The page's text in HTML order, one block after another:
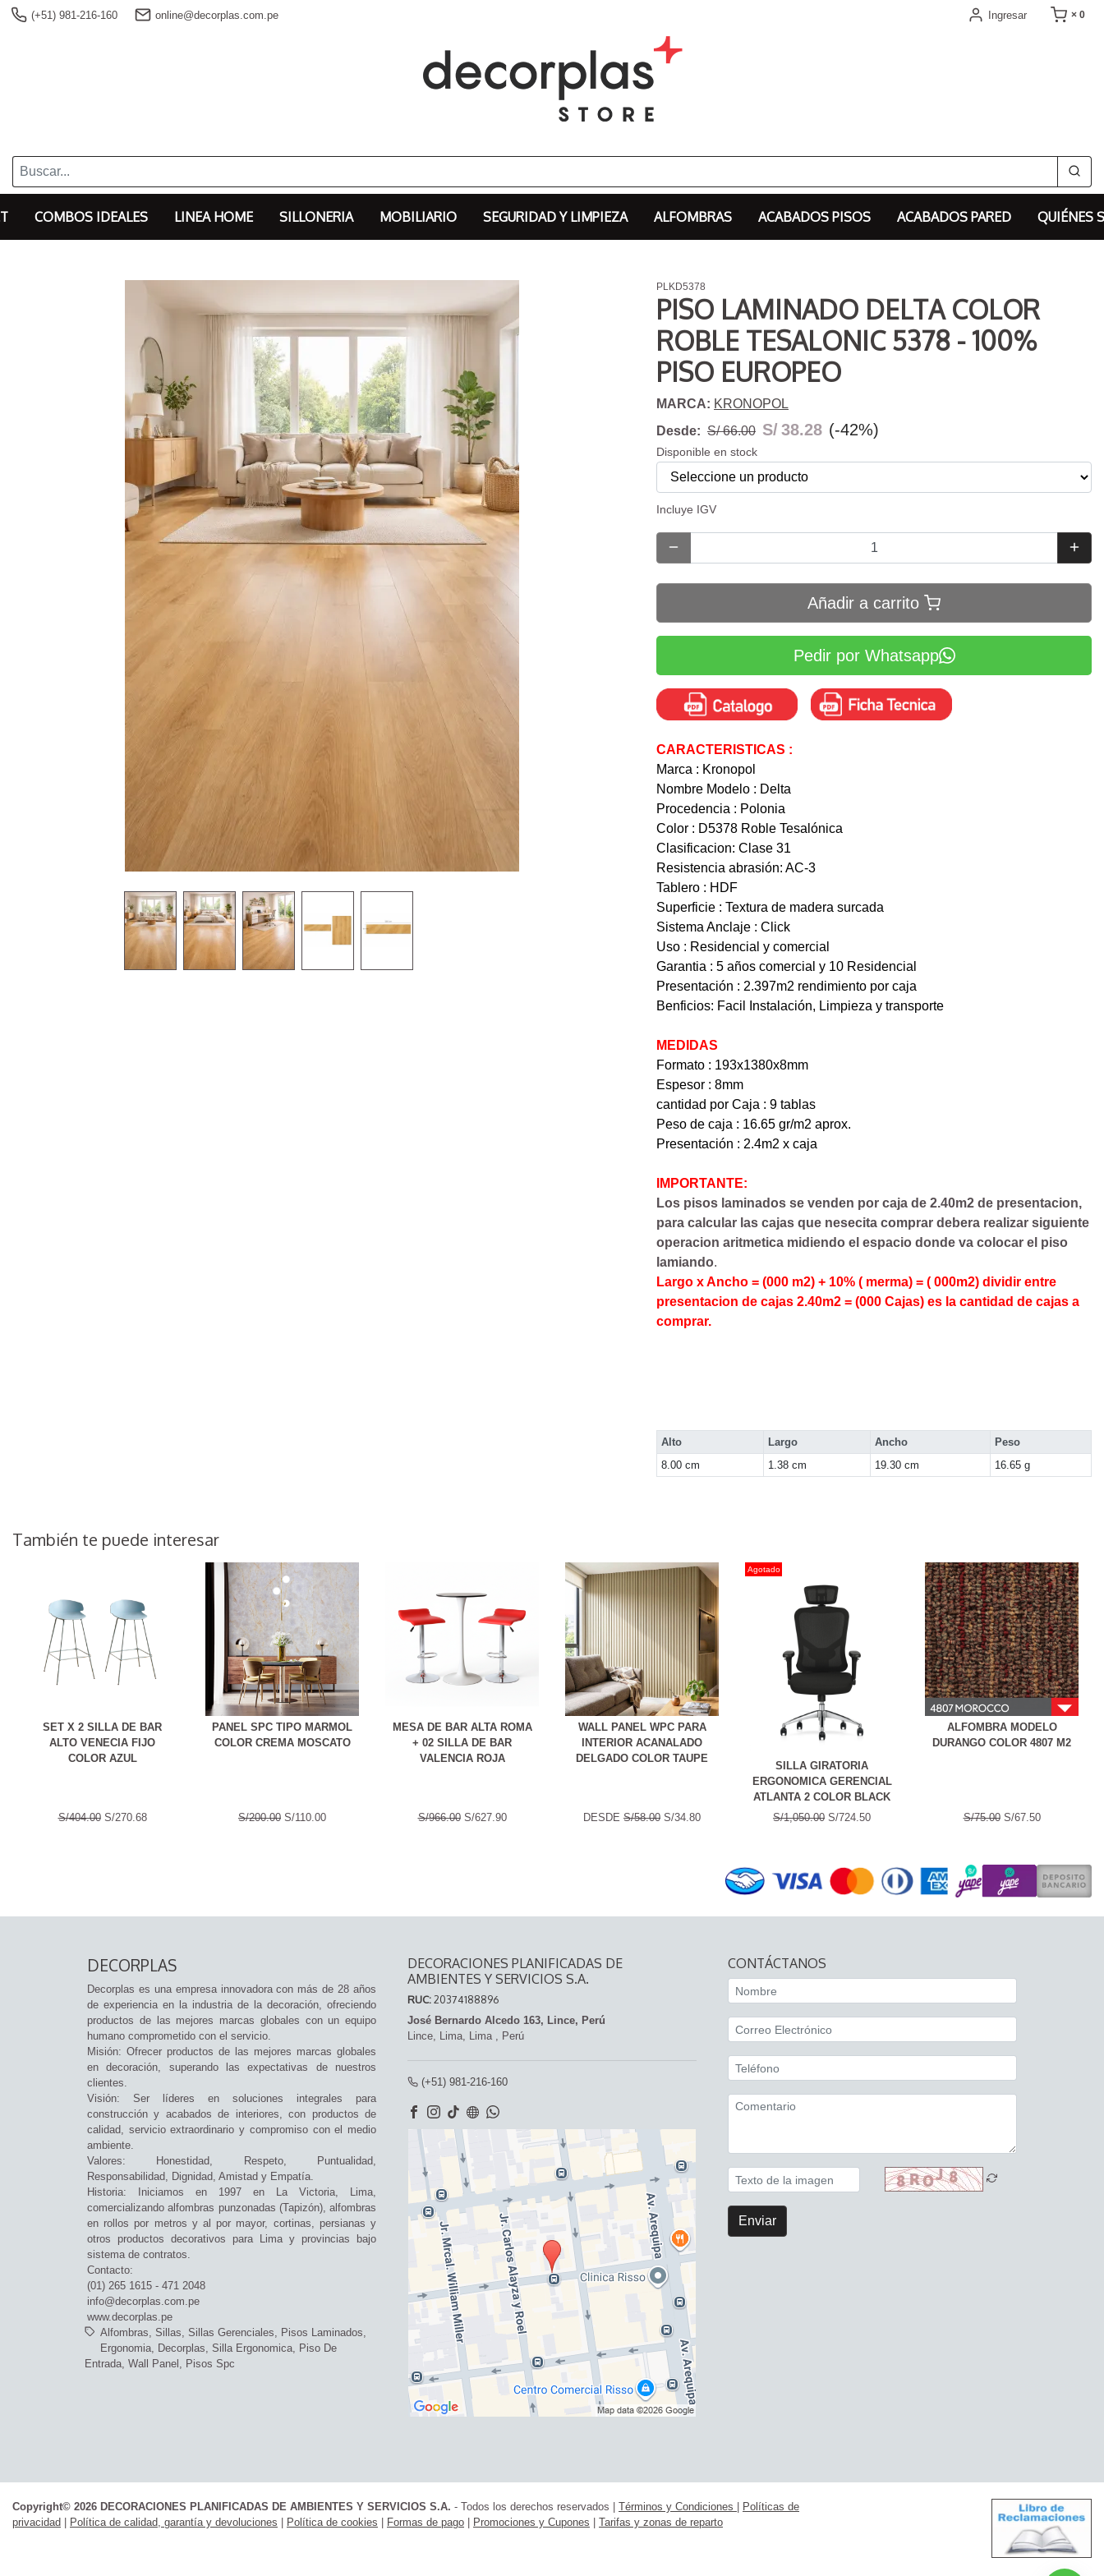
(+51) 981-216-160 online@decorplas.com.pe Ingresar × 0
COMBOS IDEALES LINEA HOME SILLONERIA MOBILIARIO SEGURIDAD Y LIMPIEZA ALFOMBRAS ACABADOS PISOS ACABADOS PARED QUIÉNES
PLKD5378
PISO LAMINADO DELTA COLOR
ROBLE TESALONIC 5378 - 100%
PISO EUROPEO
MARCA: KRONOPOL
Desde: S/ 66.00 S/38.28 (-42%)
Disponible en stock
Incluye IGV
Añadir a carrito
Pedir por Whatsapp
CARACTERISTICAS :
Marca : Kronopol
Nombre Modelo : Delta
Procedencia : Polonia
Color : D5378 Roble Tesalónica
Clasificacion: Clase 31
Resistencia abrasión: AC-3
Tablero : HDF
Superficie : Textura de madera surcada
Sistema Anclaje : Click
Uso : Residencial y comercial
Garantia : 5 años comercial y 10 Residencial
Presentación : 2.397m2 rendimiento por caja
Benficios: Facil Instalación, Limpieza y transporte
MEDIDAS
Formato : 193x1380x8mm
Espesor : 8mm
cantidad por Caja : 9 tablas
Peso de caja : 16.65 gr/m2 aprox.
Presentación : 2.4m2 x caja
IMPORTANTE:
Los pisos laminados se venden por caja de 2.40m2 de presentacion,
para calcular las cajas que nesecita comprar debera realizar siguiente
operacion aritmetica midiendo el espacio donde va colocar el piso
lamiando.
Largo x Ancho = (000 m2) + 10% ( merma) = ( 000m2) dividir entre
presentacion de cajas 2.40m2 = (000 Cajas) es la cantidad de cajas a
comprar.
Alto Largo Ancho
Peso
8.00 cm
1.38 cm 19.30 cm 16.65 g
También te puede interesar
SET X 2 SILLA DE BAR
ALTO VENECIA FIJO
COLOR AZUL
S/404.00S/270.68
PANEL SPC TIPO MARMOL
COLOR CREMA MOSCATO
S/200.00 S/110.00
MESA DE BAR ALTA ROMA
+ 02 SILLA DE BAR
VALENCIA ROJA
S/966.00S/627.90
WALL PANEL WPC PARA
INTERIOR ACANALADO
DELGADO COLOR TAUPE
DESDE S/58.00 S/34.80
Agotado
SILLA GIRATORIA
ERGONOMICA GERENCIAL
ATLANTA 2 COLOR BLACK
S/1,050.00 S/724.50
ALFOMBRA MODELO
DURANGO COLOR 4807 M2
S/75.00S/67.50
DECORPLAS
Decorplas es una empresa innovadora con más de 28 años
de experiencia en la industria de la decoración, ofreciendo
productos de las mejores marcas globales con un equipo
humano comprometido con el servicio.
Misión: Ofrecer productos de las mejores marcas globales
en decoración, superando las expectativas de nuestros
clientes.
Visión: Ser líderes en soluciones integrales para
construcción y acabados de interiores, con productos de
calidad, servicio extraordinario y compromiso con el medio
ambiente.
Valores: Honestidad, Respeto, Puntualidad,
Responsabilidad, Dignidad, Amistad y Empatía.
Historia: Iniciamos en 1997 en La Victoria, Lima,
comercializando alfombras punzonadas (Tapizón), alfombras
en rollos por metros y al por mayor, cortinas, persianas y
otros productos decorativos para Lima y provincias bajo
sistema de contratos.
Contacto:
(01) 265 1615 - 471 2048
info@decorplas.com.pe
www.decorplas.pe
Alfombras
Sillas Sillas Gerenciales
Pisos Laminados
Ergonomia
Decorplas Silla Ergonomica
Piso De
Entrada Wall Panel Pisos Spc
DECORACIONES PLANIFICADAS DE
AMBIENTES Y SERVICIOS S.A.
RUC:20374188896
José Bernardo Alcedo 163, Lince, Perú
Lince, Lima, Lima , Perú
(+51) 981-216-160
CONTÁCTANOS
Enviar
Copyright© 2026 DECORACIONES PLANIFICADAS DE AMBIENTES Y SERVICIOS S.A. - Todos los derechos reservados Términos y Condiciones
Políticas de
privacidad
Política de calidad, garantía y devoluciones Política de cookies Formas de pago Promociones y Cupones Tarifas y zonas de reparto